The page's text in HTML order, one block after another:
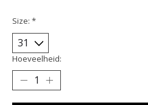
Size: *
Hoeveelheid: